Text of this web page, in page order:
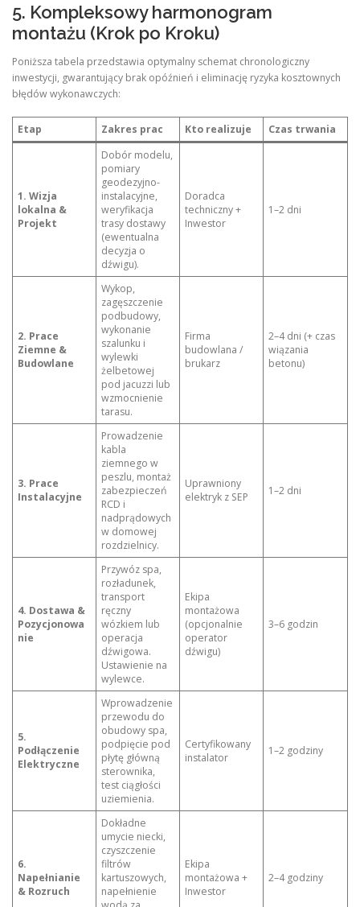
5. Kompleksowy harmonogram
montażu (Krok po Kroku)
Poniższa tabela przedstawia optymalny schemat chronologiczny
inwestycji, gwarantujący brak opóźnień i eliminację ryzyka kosztownych
błędów wykonawczych:
Etap Zakres prac Kto realizuje Czas trwania
1. Wizja
lokalna &
Projekt
Dobór modelu,
pomiary
geodezyjno-
instalacyjne,
weryfikacja
trasy dostawy
(ewentualna
decyzja o
dźwigu).
Doradca
techniczny +
Inwestor
1–2 dni
2. Prace
Ziemne &
Budowlane
Wykop,
zagęszczenie
podbudowy,
wykonanie
szalunku i
wylewki
żelbetowej
pod jacuzzi lub
wzmocnienie
tarasu.
Firma
budowlana /
brukarz
2–4 dni (+ czas
wiązania
betonu)
3. Prace
Instalacyjne
Prowadzenie
kabla
ziemnego w
peszlu, montaż
zabezpieczeń
RCD i
nadprądowych
w domowej
rozdzielnicy.
Uprawniony
elektryk z SEP
1–2 dni
4. Dostawa &
Pozycjonowa
nie
Przywóz spa,
rozładunek,
transport
ręczny
wózkiem lub
operacja
dźwigowa.
Ustawienie na
wylewce.
Ekipa
montażowa
(opcjonalnie
operator
dźwigu)
3–6 godzin
5.
Podłączenie
Elektryczne
Wprowadzenie
przewodu do
obudowy spa,
podpięcie pod
płytę główną
sterownika,
test ciągłości
uziemienia.
Certyfikowany
instalator
1–2 godziny
6.
Napełnianie
& Rozruch
Dokładne
umycie niecki,
czyszczenie
filtrów
kartuszowych,
napełnienie
Ekipa
montażowa +
Inwestor
2–4 godziny